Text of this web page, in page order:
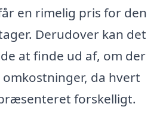
en rimelig pris for den
Derudover kan det
at finde ud af, om der
da hvert
forskelligt.